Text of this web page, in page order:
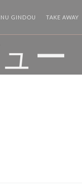
GINDOU ((新しいウィン
TAKE AWAY
ー